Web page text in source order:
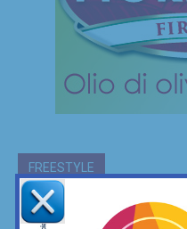
FREESTYLE
Le mie